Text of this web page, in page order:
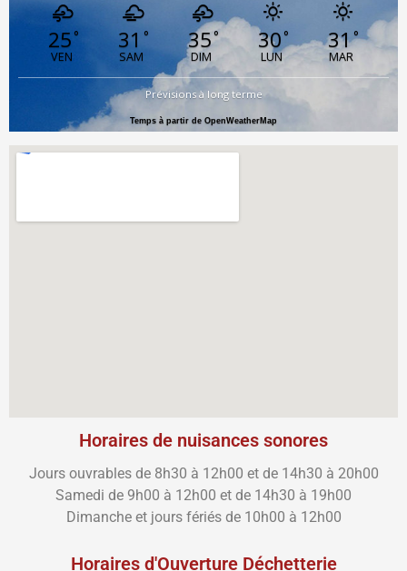
25°
VEN
31 °
SAM
35°
DIM
30°
LUN
31°
MAR
Prévisions à long terme
Temps à partir de OpenWeatherMap
Horaires de nuisances sonores
Jours ouvrables de 8h30 à 12h00 et de 14h30 à 20h00
Samedi de 9h00 à 12h00 et de 14h30 à 19h00
Dimanche et jours fériés de 10h00 à 12h00
Horaires d'Ouverture Déchetterie